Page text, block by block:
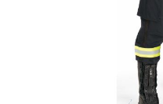
confortable, velcro
la jambe et bandes